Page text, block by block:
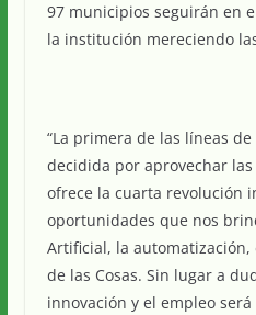
97 municipios seguirán en
la institución mereciendo
“La primera de las líneas
decidida por aprovechar
ofrece la cuarta revolución
oportunidades que nos
Artificial, la
de las Cosas. Sin lugar a
innovación y el empleo